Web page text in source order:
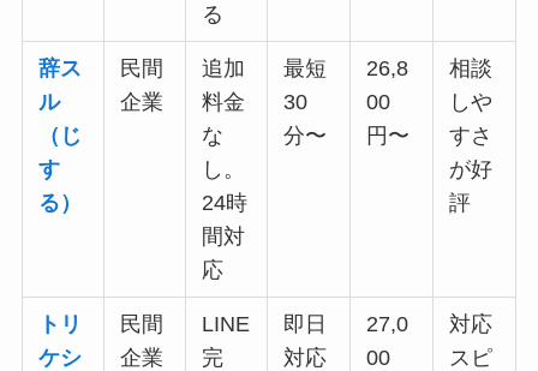
る
辞ス
ル
（じ
す
る）
民間
企業
追加
料金
な
し。
24時
間対
応
最短
30
分〜
26,8
00
円〜
相談
しや
すさ
が好
評
トリ
ケシ
民間
企業
LINE
完
即日
対応
27,0
00
対応
スピ